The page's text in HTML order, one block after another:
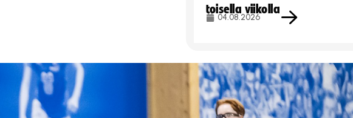
toisella viikolla
04.08.2026